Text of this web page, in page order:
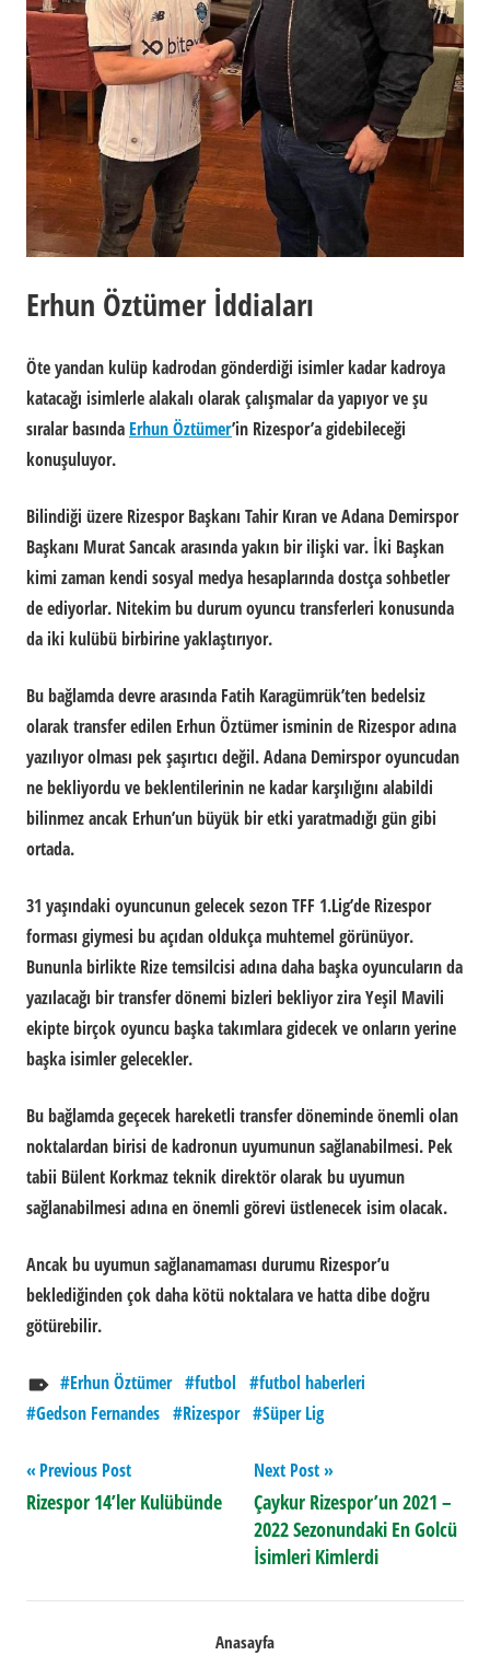
Erhun Öztümer İddiaları
Öte yandan kulüp kadrodan gönderdiği isimler kadar kadroya
katacağı isimlerle alakalı olarak çalışmalar da yapıyor ve şu
sıralar basında Erhun Öztümer’in Rizespor’a gidebileceği
konuşuluyor.
Bilindiği üzere Rizespor Başkanı Tahir Kıran ve Adana Demirspor
Başkanı Murat Sancak arasında yakın bir ilişki var. İki Başkan
kimi zaman kendi sosyal medya hesaplarında dostça sohbetler
de ediyorlar. Nitekim bu durum oyuncu transferleri konusunda
da iki kulübü birbirine yaklaştırıyor.
Bu bağlamda devre arasında Fatih Karagümrük’ten bedelsiz
olarak transfer edilen Erhun Öztümer isminin de Rizespor adına
yazılıyor olması pek şaşırtıcı değil. Adana Demirspor oyuncudan
ne bekliyordu ve beklentilerinin ne kadar karşılığını alabildi
bilinmez ancak Erhun’un büyük bir etki yaratmadığı gün gibi
ortada.
31 yaşındaki oyuncunun gelecek sezon TFF 1.Lig’de Rizespor
forması giymesi bu açıdan oldukça muhtemel görünüyor.
Bununla birlikte Rize temsilcisi adına daha başka oyuncuların da
yazılacağı bir transfer dönemi bizleri bekliyor zira Yeşil Mavili
ekipte birçok oyuncu başka takımlara gidecek ve onların yerine
başka isimler gelecekler.
Bu bağlamda geçecek hareketli transfer döneminde önemli olan
noktalardan birisi de kadronun uyumunun sağlanabilmesi. Pek
tabii Bülent Korkmaz teknik direktör olarak bu uyumun
sağlanabilmesi adına en önemli görevi üstlenecek isim olacak.
Ancak bu uyumun sağlanamaması durumu Rizespor’u
beklediğinden çok daha kötü noktalara ve hatta dibe doğru
götürebilir.
Erhun Öztümer futbol
futbol haberleri
Gedson Fernandes
Rizespor Süper Lig
Yazı
gezinmesi
Previous Post
Rizespor 14’ler Kulübünde
Next Post
Çaykur Rizespor’un 2021 –
2022 Sezonundaki En Golcü
İsimleri Kimlerdi
Anasayfa